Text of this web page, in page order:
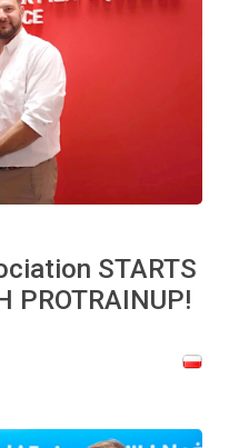
STARTS
PROTRAINUP!